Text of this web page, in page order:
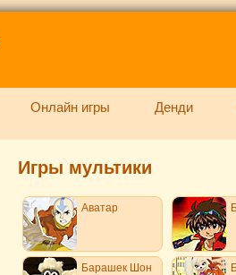
Онлайн игры Денди
Игры мультики
Аватар
Барашек Шон